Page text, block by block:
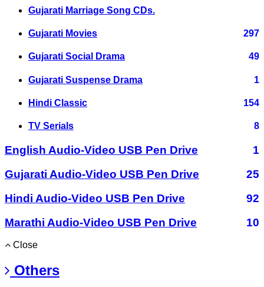
Gujarati Marriage Song CDs.
Gujarati Movies 297
Gujarati Social Drama 49
Gujarati Suspense Drama 1
Hindi Classic 154
TV Serials 8
English Audio-Video USB Pen Drive
1
Gujarati Audio-Video USB Pen Drive
25
Hindi Audio-Video USB Pen Drive
92
Marathi Audio-Video USB Pen Drive
10
Close
Others